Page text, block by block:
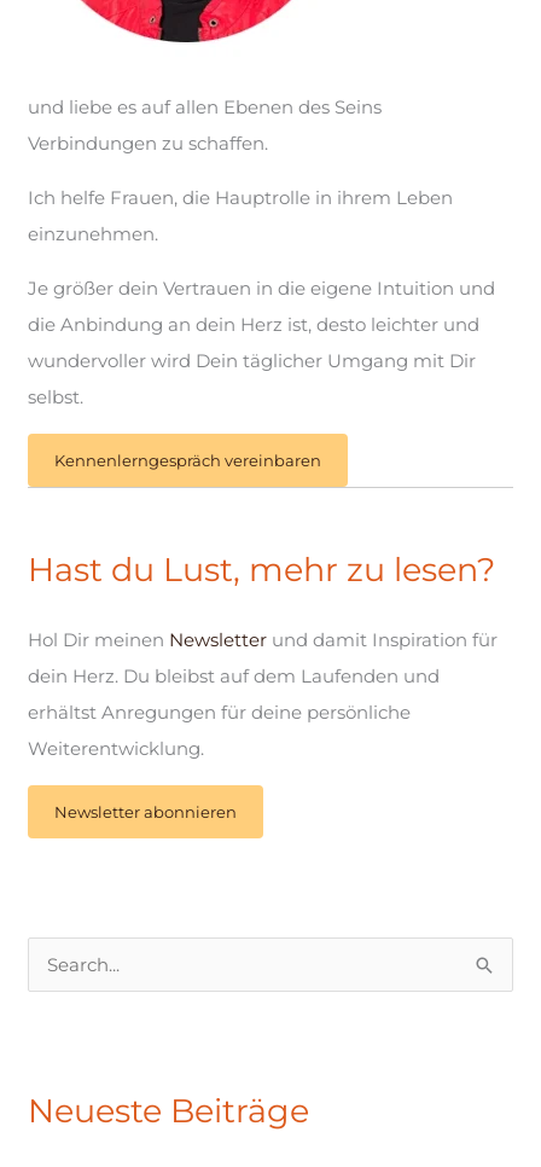
und liebe es auf allen Ebenen des Seins
Verbindungen zu schaffen.
Ich helfe Frauen, die Hauptrolle in ihrem Leben
einzunehmen.
Je größer dein Vertrauen in die eigene Intuition und
die Anbindung an dein Herz ist, desto leichter und
wundervoller wird Dein täglicher Umgang mit Dir
selbst.
Kennenlerngespräch vereinbaren
Hast du Lust, mehr zu lesen?
Hol Dir meinen Newsletter und damit Inspiration für
dein Herz. Du bleibst auf dem Laufenden und
erhältst Anregungen für deine persönliche
Weiterentwicklung.
Newsletter abonnieren
e
Neueste Beiträge